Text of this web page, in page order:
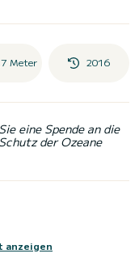
Meter 2016
eine Spende an die
der Ozeane
anzeigen